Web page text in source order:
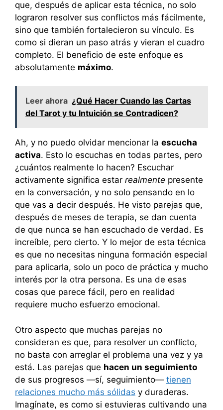
que, después de aplicar esta técnica, no solo
lograron resolver sus conflictos más fácilmente,
sino que también fortalecieron su vínculo. Es
como si dieran un paso atrás y vieran el cuadro
completo. El beneficio de este enfoque es
absolutamente máximo.
Leer ahora ¿Qué Hacer Cuando las Cartas
del Tarot y tu Intuición se Contradicen?
Ah, y no puedo olvidar mencionar la escucha
activa. Esto lo escuchas en todas partes, pero
¿cuántos realmente lo hacen? Escuchar
activamente significa estar realmente presente
en la conversación, y no solo pensando en lo
que vas a decir después. He visto parejas que,
después de meses de terapia, se dan cuenta
de que nunca se han escuchado de verdad. Es
increíble, pero cierto. Y lo mejor de esta técnica
es que no necesitas ninguna formación especial
para aplicarla, solo un poco de práctica y mucho
interés por la otra persona. Es una de esas
cosas que parece fácil, pero en realidad
requiere mucho esfuerzo emocional.
Otro aspecto que muchas parejas no
consideran es que, para resolver un conflicto,
no basta con arreglar el problema una vez y ya
está. Las parejas que hacen un seguimiento
de sus progresos —sí, seguimiento— tienen
relaciones mucho más sólidas y duraderas.
Imagínate, es como si estuvieras cultivando una